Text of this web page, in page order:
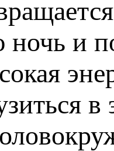
ночь и